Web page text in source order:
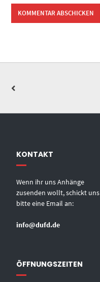
KONTAKT
Wenn ihr uns Anhänge
zusenden wollt, schickt uns
bitte eine Email an:
info@dufd.de
ÖFFNUNGSZEITEN